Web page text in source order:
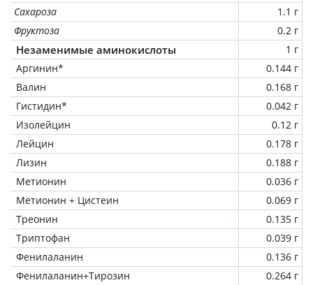
Сахароза
1.1 г
Фруктоза
0.2 г
Незаменимые аминокислоты
1 г
Аргинин*
0.144 г
Валин
0.168 г
Гистидин*
0.042 г
Изолейцин
0.12 г
Лейцин
0.178 г
Лизин
0.188 г
Метионин
0.036 г
Метионин + Цистеин
0.069 г
Треонин
0.135 г
Триптофан
0.039 г
Фенилаланин
0.136 г
Фенилаланин+Тирозин
0.264 г